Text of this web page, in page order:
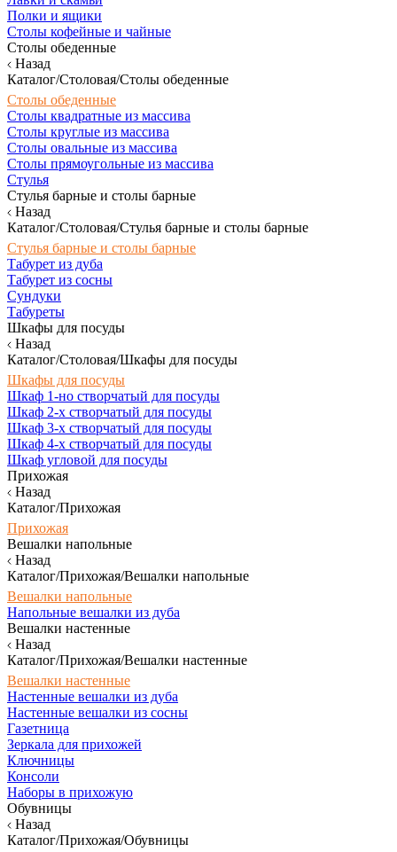
Полки и ящики
Столы кофейные и чайные
Столы обеденные
Назад
Каталог/Столовая/Столы обеденные
Столы обеденные
Столы квадратные из массива
Столы круглые из массива
Столы овальные из массива
Столы прямоугольные из массива
Стулья
Стулья барные и столы барные
Назад
Каталог/Столовая/Стулья барные и столы барные
Стулья барные и столы барные
Табурет из дуба
Табурет из сосны
Сундуки
Табуреты
Шкафы для посуды
Назад
Каталог/Столовая/Шкафы для посуды
Шкафы для посуды
Шкаф 1-но створчатый для посуды
Шкаф 2-х створчатый для посуды
Шкаф 3-х створчатый для посуды
Шкаф 4-х створчатый для посуды
Шкаф угловой для посуды
Прихожая
Назад
Каталог/Прихожая
Прихожая
Вешалки напольные
Назад
Каталог/Прихожая/Вешалки напольные
Вешалки напольные
Напольные вешалки из дуба
Вешалки настенные
Назад
Каталог/Прихожая/Вешалки настенные
Вешалки настенные
Настенные вешалки из дуба
Настенные вешалки из сосны
Газетница
Зеркала для прихожей
Ключницы
Консоли
Наборы в прихожую
Обувницы
Назад
Каталог/Прихожая/Обувницы